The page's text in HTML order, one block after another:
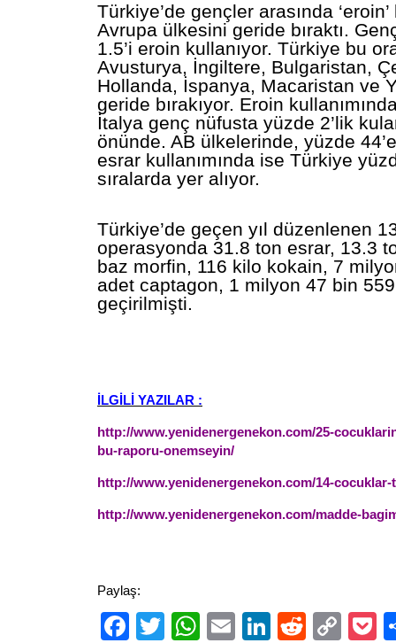
Türkiye’de gençler arasında
Avrupa ülkesini geride bıraktı.
1.5’i eroin kullanıyor. Türkiye bu
Avusturya, İngiltere, Bulgaristan,
Hollanda, İspanya, Macaristan ve
geride bırakıyor. Eroin
İtalya genç nüfusta yüzde 2’lik
önünde. AB ülkelerinde, yüzde
esrar kullanımında ise Türkiye
sıralarda yer alıyor.
Türkiye’de geçen yıl düzenlenen
operasyonda 31.8 ton esrar, 13.3
baz morfin, 116 kilo kokain, 7
adet captagon, 1 milyon 47 bin
geçirilmişti.
İLGİLİ YAZILAR :
http://www.yenidenergenekon.com/25-
bu-raporu-onemseyin/
http://www.yenidenergenekon.com/14-cocuklar-
http://www.yenidenergenekon.com/madde-
Paylaş:
Facebook
TwitterWhatsApp
EmailLinkedIn
Reddit